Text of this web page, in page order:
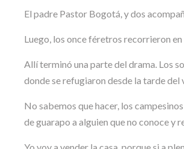
El padre Pastor Bogotá, y dos
Luego, los once féretros recorrieron
Allí terminó una parte del drama. Los
donde se refugiaron desde la tarde del
No sabemos que hacer, los
de guarapo a alguien que no conoce y